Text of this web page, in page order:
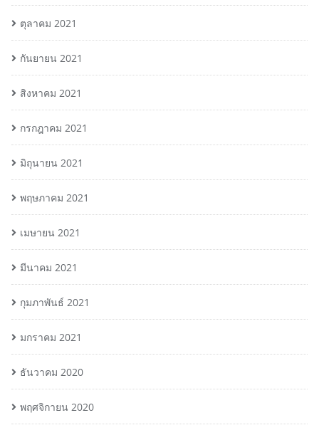
ตุลาคม 2021
กันยายน 2021
สิงหาคม 2021
กรกฎาคม 2021
มิถุนายน 2021
พฤษภาคม 2021
เมษายน 2021
มีนาคม 2021
กุมภาพันธ์ 2021
มกราคม 2021
ธันวาคม 2020
พฤศจิกายน 2020